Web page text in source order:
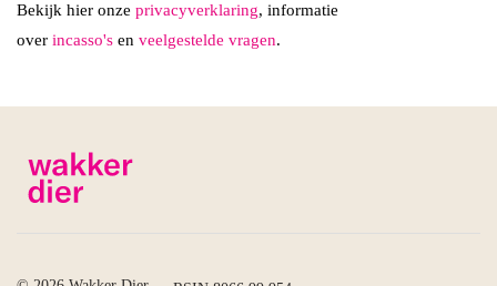
Bekijk hier onze privacyverklaring, informatie
over incasso's en veelgestelde vragen.